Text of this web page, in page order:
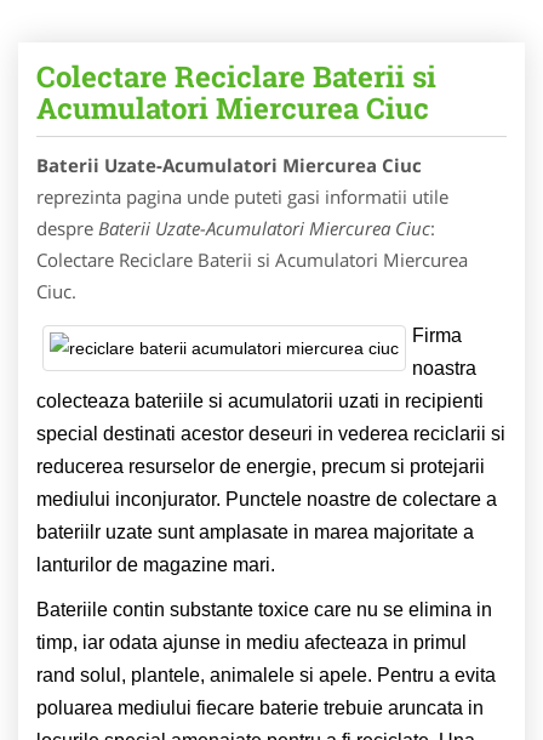
Colectare Reciclare Baterii si
Acumulatori Miercurea Ciuc
Baterii Uzate-Acumulatori Miercurea Ciuc
reprezinta pagina unde puteti gasi informatii utile
despre Baterii Uzate-Acumulatori Miercurea Ciuc:
Colectare Reciclare Baterii si Acumulatori Miercurea
Ciuc.
Firma
noastra
colecteaza bateriile si acumulatorii uzati in recipienti
special destinati acestor deseuri in vederea reciclarii si
reducerea resurselor de energie, precum si protejarii
mediului inconjurator. Punctele noastre de colectare a
bateriilr uzate sunt amplasate in marea majoritate a
lanturilor de magazine mari.
Bateriile contin substante toxice care nu se elimina in
timp, iar odata ajunse in mediu afecteaza in primul
rand solul, plantele, animalele si apele. Pentru a evita
poluarea mediului fiecare baterie trebuie aruncata in